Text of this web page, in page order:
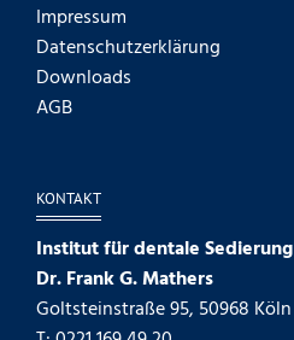
Impressum
Datenschutzerklärung
Downloads
AGB
KONTAKT
Institut für dentale Sedierung
Dr. Frank G. Mathers
Goltsteinstraße 95, 50968 Köln